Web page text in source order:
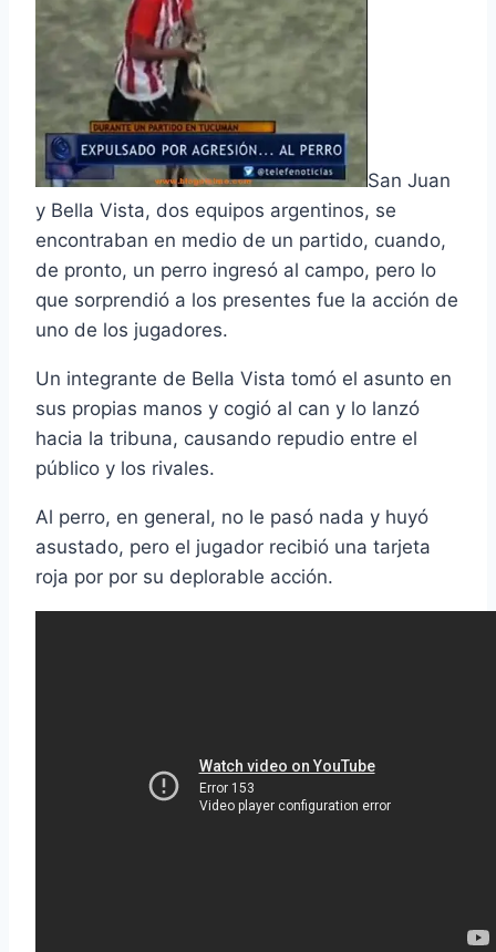
San Juan
y Bella Vista, dos equipos argentinos, se
encontraban en medio de un partido, cuando,
de pronto, un perro ingresó al campo, pero lo
que sorprendió a los presentes fue la acción de
uno de los jugadores.
Un integrante de Bella Vista tomó el asunto en
sus propias manos y cogió al can y lo lanzó
hacia la tribuna, causando repudio entre el
público y los rivales.
Al perro, en general, no le pasó nada y huyó
asustado, pero el jugador recibió una tarjeta
roja por por su deplorable acción.